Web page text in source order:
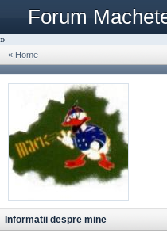
Forum
»
« Home
Informatii despre mine